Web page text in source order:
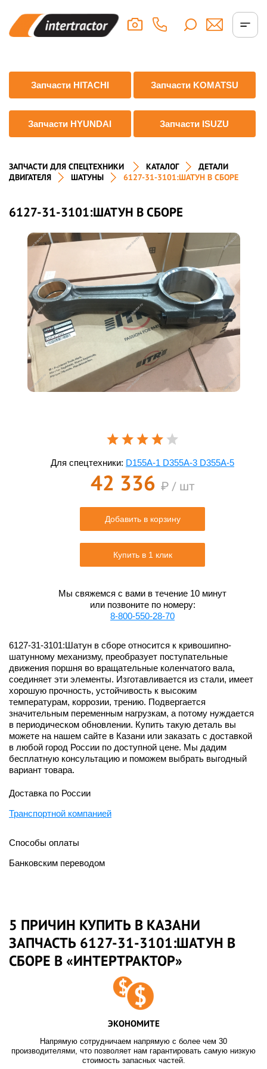
Запчасти HITACHI Запчасти KOMATSU
Запчасти HYUNDAI Запчасти ISUZU
ЗАПЧАСТИ ДЛЯ СПЕЦТЕХНИКИ КАТАЛОГ
ДЕТАЛИ
ДВИГАТЕЛЯ
ШАТУНЫ 6127-31-3101:ШАТУН В СБОРЕ
6127-31-3101:ШАТУН В СБОРЕ
Для спецтехники: D155A-1 D355A-3 D355A-5
42 336 ₽ / шт
Добавить в корзину
Купить в 1 клик
Мы свяжемся с вами в течение 10 минут
или позвоните по номеру:
8-800-550-28-70
6127-31-3101:Шатун в сборе относится к кривошипно-
шатунному механизму, преобразует поступательные
движения поршня во вращательные коленчатого вала,
соединяет эти элементы. Изготавливается из стали, имеет
хорошую прочность, устойчивость к высоким
температурам, коррозии, трению. Подвергается
значительным переменным нагрузкам, а потому нуждается
в периодическом обновлении. Купить такую деталь вы
можете на нашем сайте в Казани или заказать с доставкой
в любой город России по доступной цене. Мы дадим
бесплатную консультацию и поможем выбрать выгодный
вариант товара.
Доставка по России
Транспортной компанией
Способы оплаты
Банковским переводом
5 ПРИЧИН КУПИТЬ В КАЗАНИ
ЗАПЧАСТЬ 6127-31-3101:ШАТУН В
СБОРЕ В «ИНТЕРТРАКТОР»
ЭКОНОМИТЕ
Напрямую сотрудничаем напрямую с более чем 30
производителями, что позволяет нам гарантировать самую низкую
стоимость запасных частей.